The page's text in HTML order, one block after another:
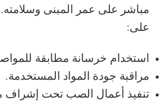
مباشر على عمر المبنى
على:
استخدام خرسانة مطابقة
مراقبة جودة المواد المستخدمة.
تنفيذ أعمال الصب تحت